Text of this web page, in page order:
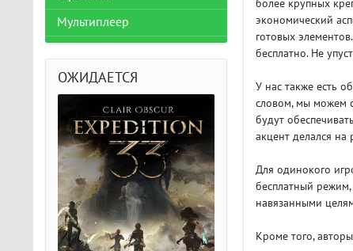
более крупных
экономический
готовых
бесплатно. Не
У нас также есть
словом, мы можем
будут
акцент делался на
Для одинокого
бесплатный
навязанными
Кроме того,
Мультиплеер
ОЖИДАЕТСЯ